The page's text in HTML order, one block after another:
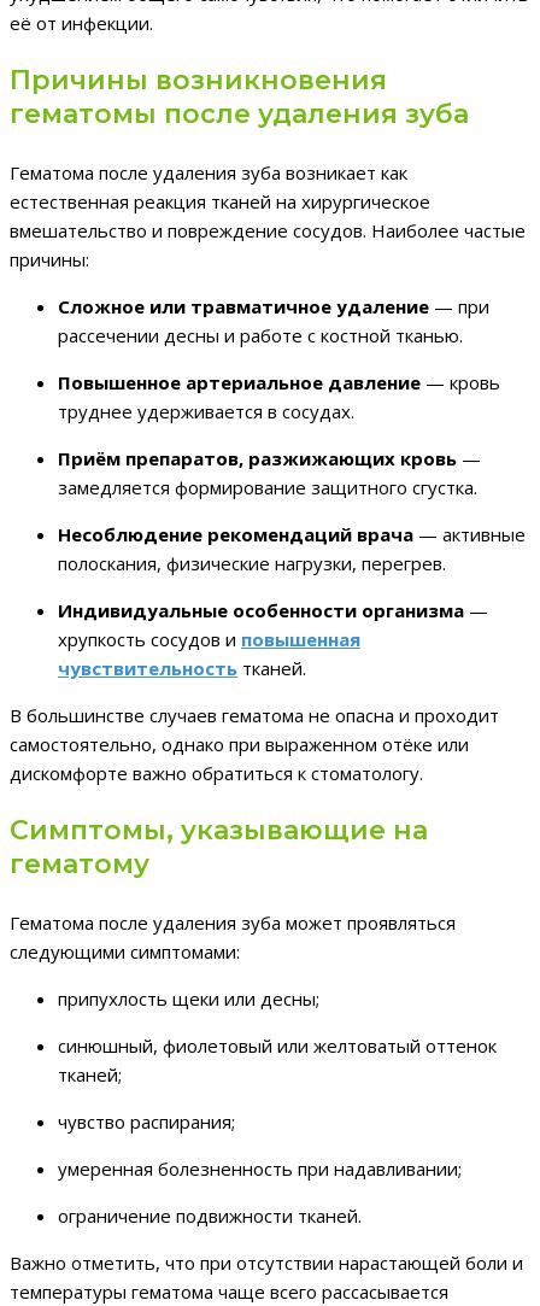
её от инфекции.
Причины возникновения
гематомы после удаления зуба
Гематома после удаления зуба возникает как
естественная реакция тканей на хирургическое
вмешательство и повреждение сосудов. Наиболее частые
причины:
Сложное или травматичное удаление — при
рассечении десны и работе с костной тканью.
Повышенное артериальное давление — кровь
труднее удерживается в сосудах.
Приём препаратов, разжижающих кровь —
замедляется формирование защитного сгустка.
Несоблюдение рекомендаций врача — активные
полоскания, физические нагрузки, перегрев.
Индивидуальные особенности организма —
хрупкость сосудов и повышенная
чувствительность тканей.
В большинстве случаев гематома не опасна и проходит
самостоятельно, однако при выраженном отёке или
дискомфорте важно обратиться к стоматологу.
Симптомы, указывающие на
гематому
Гематома после удаления зуба может проявляться
следующими симптомами:
припухлость щеки или десны;
синюшный, фиолетовый или желтоватый оттенок
тканей;
чувство распирания;
умеренная болезненность при надавливании;
ограничение подвижности тканей.
Важно отметить, что при отсутствии нарастающей боли и
температуры гематома чаще всего рассасывается